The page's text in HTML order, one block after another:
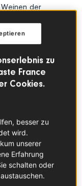
der
von süßen
Ein gutes
mit Spätlesen
Weinen
Kontrast zu
so für eine
Wein und Käse.
zu
France
Cookies.
besser zu
wird.
unserer
Erfahrung
schalten oder